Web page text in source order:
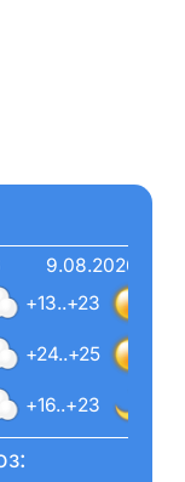
9.08.2026
+13..+23
+24..+25
+16..+23